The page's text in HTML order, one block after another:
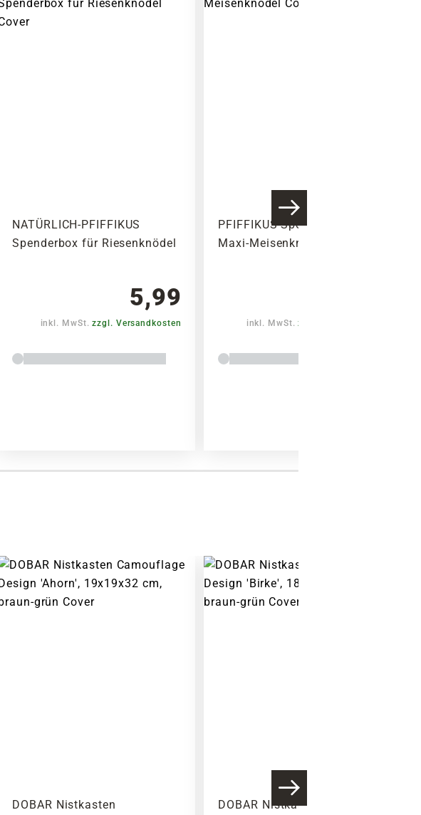
NATÜRLICH-PFIFFIKUS
Spenderbox für Riesenknödel
5,99
inkl. MwSt.zzgl. Versandkosten
PFIFFIKUS Spenderbox, für
Maxi-Meisenknödel
inkl. MwSt.zzgl. Versandkosten
DOBAR Nistkasten
DOBAR Nistkasten